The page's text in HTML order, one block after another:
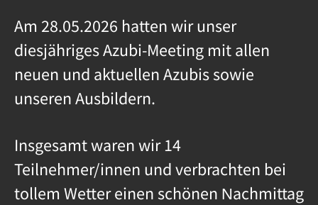
Am 28.05.2026 hatten wir unser
diesjähriges Azubi-Meeting mit allen
neuen und aktuellen Azubis sowie
unseren Ausbildern.
Insgesamt waren wir 14
Teilnehmer/innen und verbrachten bei
tollem Wetter einen schönen Nachmittag